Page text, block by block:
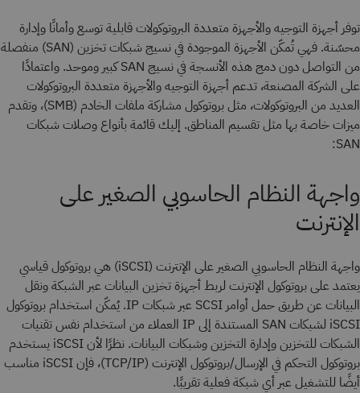
توفر أجهزة التوجيه والأجهزة متعددة البروتوكولات قابلية توسع وأمانًا وإدارة
محسّنة. فهي تُمكّن الأجهزة الموجودة في نسيج شبكات تخزين (SAN) منفصلة
من التواصل دون دمج هذه الأنسجة في نسيج SAN كبير وموحد. واعتمادًا
على الشركة المصنعة، تدعم أجهزة التوجيه والأجهزة متعددة البروتوكولات
العديد من البروتوكولات، مثل بروتوكول مشاركة ملفات الخادم (SMB)، وتقدم
ميزات خاصة بها مثل تقسيم المناطق. إليك قائمة بأنواع وصلات شبكات
SAN:
واجهة النظام الحاسوبي الصغير على
الإنترنت
واجهة النظام الحاسوبي الصغير على الإنترنت (iSCSI) هي بروتوكول قياسي
يعتمد على بروتوكول الإنترنت لربط أجهزة تخزين البيانات عبر الشبكة ونقل
البيانات عن طريق حمل أوامر SCSI عبر شبكات IP. يُمكّن استخدام بروتوكول
iSCSI لشبكات SAN المستندة إلى IP العملاء من استخدام نفس تقنيات
الشبكات للتخزين وإدارة التخزين وشبكات البيانات. نظرًا لأن iSCSI يستخدم
بروتوكول التحكم في الإرسال/بروتوكول الإنترنت (TCP/IP)، فإن iSCSI مناسب
أيضًا للتشغيل عبر أي شبكة فعلية تقريبًا.